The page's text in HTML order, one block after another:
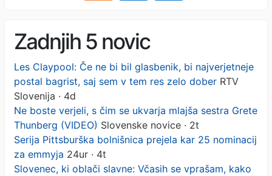
Zadnjih 5 novic
Les Claypool: Če ne bi bil glasbenik, bi najverjetneje
postal bagrist, saj sem v tem res zelo dober RTV
Slovenija · 4d
Ne boste verjeli, s čim se ukvarja mlajša sestra Grete
Thunberg (VIDEO) Slovenske novice · 2t
Serija Pittsburška bolnišnica prejela kar 25 nominacij
za emmyja 24ur · 4t
Slovenec, ki oblači slavne: Včasih se vprašam, kako